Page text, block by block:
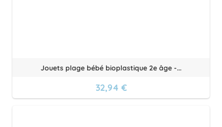
Jouets plage bébé bioplastique 2e âge -...
32,94 €